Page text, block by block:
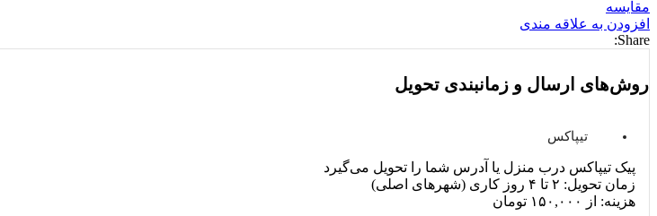
مقايسه
افزودن به علاقه مندی
Share:
روش‌های ارسال و زمانبندی تحویل
تیپاکس
پیک تیپاکس درب منزل یا آدرس شما را تحویل می‌گیرد
زمان تحویل: ۲ تا ۴ روز کاری (شهرهای اصلی)
هزینه: از ۱۵۰,۰۰۰ تومان